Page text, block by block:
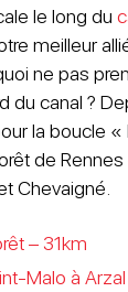
le long du
meilleur
ne pas
du canal ?
la boucle «
de
Chevaigné.
– 31km
Malo à Arzal